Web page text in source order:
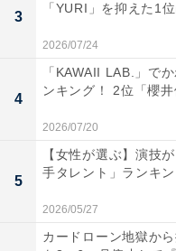
こちらもおすすめ
大阪市
2位「西
1
3
「YURI」を抑えた1
2026/07/24
4
「KAWAII LAB.」で
ンキング！ 2位「櫻
2026/07/20
5
【女性が選ぶ】演技
手タレント」ランキ
2026/05/27
カードローン地獄か